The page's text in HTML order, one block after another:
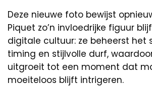
Deze nieuwe foto bewijst
Piquet zo’n invloedrijke figuur
digitale cultuur: ze beheerst het
timing en stijlvolle durf,
uitgroeit tot een moment dat
moeiteloos blijft intrigeren.